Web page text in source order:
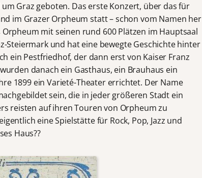
Graz geboten. Das erste Konzert, über das für
im Grazer Orpheum statt – schon vom Namen her
mit seinen rund 600 Plätzen im Hauptsaal
Steiermark und hat eine bewegte Geschichte hinter
ein Pestfriedhof, der dann erst von Kaiser Franz
danach ein Gasthaus, ein Brauhaus ein
1899 ein Varieté-Theater errichtet. Der Name
sein, die in jeder größeren Stadt ein
reisten auf ihren Touren von Orpheum zu
eine Spielstätte für Rock, Pop, Jazz und
Haus??